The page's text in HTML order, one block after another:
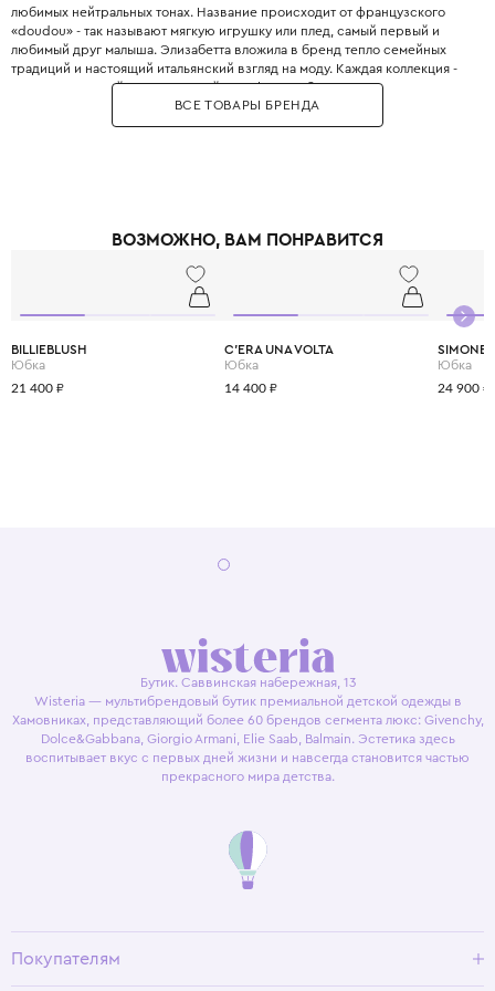
любимых нейтральных тонах. Название происходит от французского
«doudou» - так называют мягкую игрушку или плед, самый первый и
любимый друг малыша. Элизабетта вложила в бренд тепло семейных
традиций и настоящий итальянский взгляд на моду. Каждая коллекция -
это современный, ультрамодный casual со свободными силуэтами,
которые одинаково хорошо сидят на всех детях. Отличительная черта
Douuod - принты, вдохновленные детскими рисунками, и талисманы
ВСЕ ТОВАРЫ БРЕНДА
ВОЗМОЖНО, ВАМ ПОНРАВИТСЯ
BILLIEBLUSH
Юбка
21 400 ₽
C'ERA UNA VOLTA
Юбка
14 400 ₽
Юбка
24 900 ₽
Бутик. Саввинская набережная, 13
Wisteria — мультибрендовый бутик премиальной детской одежды в
Хамовниках, представляющий более 60 брендов сегмента люкс: Givenchy,
Dolce&Gabbana, Giorgio Armani, Elie Saab, Balmain. Эстетика здесь
воспитывает вкус с первых дней жизни и навсегда становится частью
прекрасного мира детства.
Покупателям